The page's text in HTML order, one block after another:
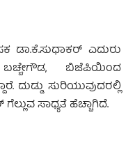
ಡಾ.ಕೆ.ಸುಧಾಕರ್ ಎದುರು
ಬಿಜೆಪಿಯಿಂದ
ದುಡ್ಡು ಸುರಿಯುವುದರಲ್ಲಿ
ಸಾಧ್ಯತೆ ಹೆಚ್ಚಾಗಿದೆ.